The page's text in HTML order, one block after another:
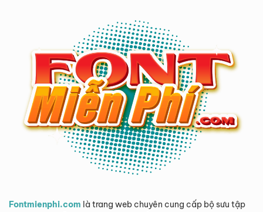
Fontmienphi.com là trang web chuyên cung cấp bộ sưu tập